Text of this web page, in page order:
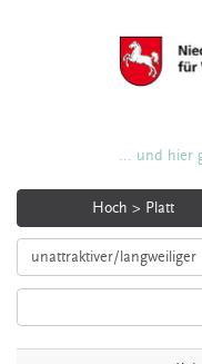
... und hier
Hoch > Platt